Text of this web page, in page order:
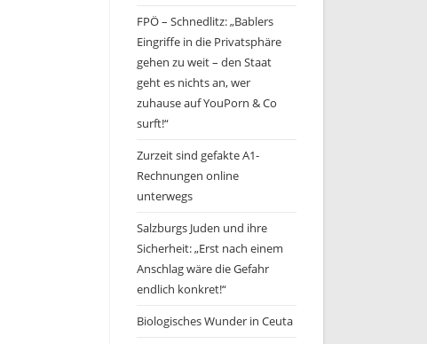
FPÖ – Schnedlitz: „Bablers
Eingriffe in die Privatsphäre
gehen zu weit – den Staat
geht es nichts an, wer
zuhause auf YouPorn & Co
surft!“
Zurzeit sind gefakte A1-
Rechnungen online
unterwegs
Salzburgs Juden und ihre
Sicherheit: „Erst nach einem
Anschlag wäre die Gefahr
endlich konkret!“
Biologisches Wunder in Ceuta